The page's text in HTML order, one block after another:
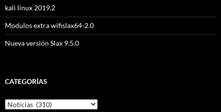
kali linux 2019.2
Modulos extra wifislax64-2.0
Nueva versión Slax 9.5.0
CATEGORÍAS